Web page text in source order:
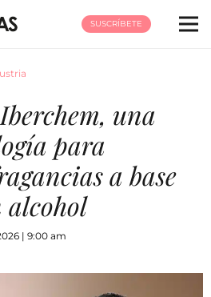
SUSCRÍBETE
una
para
a base
alcohol
| 9:00 am